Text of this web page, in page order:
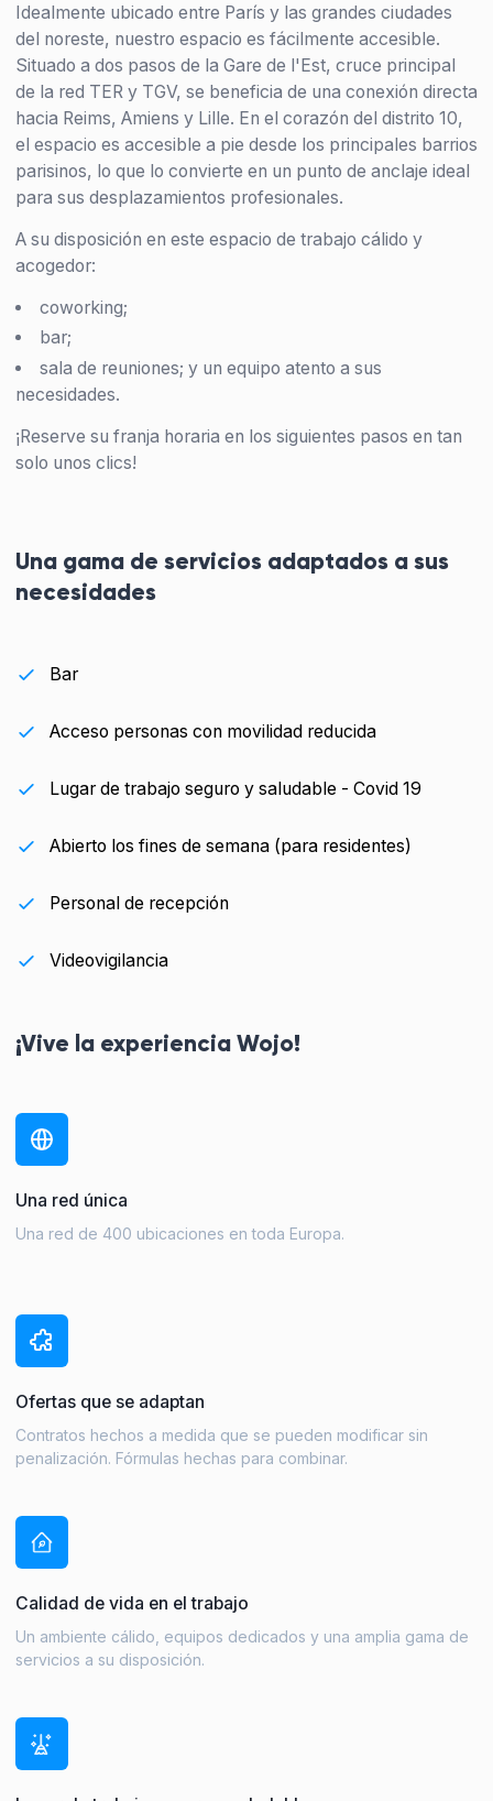
Idealmente ubicado entre París y las grandes ciudades
del noreste, nuestro espacio es fácilmente accesible.
Situado a dos pasos de la Gare de l'Est, cruce principal
de la red TER y TGV, se beneficia de una conexión directa
hacia Reims, Amiens y Lille. En el corazón del distrito 10,
el espacio es accesible a pie desde los principales barrios
parisinos, lo que lo convierte en un punto de anclaje ideal
para sus desplazamientos profesionales.
A su disposición en este espacio de trabajo cálido y
acogedor:
coworking;
bar;
sala de reuniones; y un equipo atento a sus
necesidades.
¡Reserve su franja horaria en los siguientes pasos en tan
solo unos clics!
Una gama de servicios adaptados a sus
necesidades
Bar
Acceso personas con movilidad reducida
Lugar de trabajo seguro y saludable - Covid 19
Abierto los fines de semana (para residentes)
Personal de recepción
Videovigilancia
¡Vive la experiencia Wojo!
Una red única
Una red de 400 ubicaciones en toda Europa.
Ofertas que se adaptan
Contratos hechos a medida que se pueden modificar sin
penalización. Fórmulas hechas para combinar.
Calidad de vida en el trabajo
Un ambiente cálido, equipos dedicados y una amplia gama de
servicios a su disposición.